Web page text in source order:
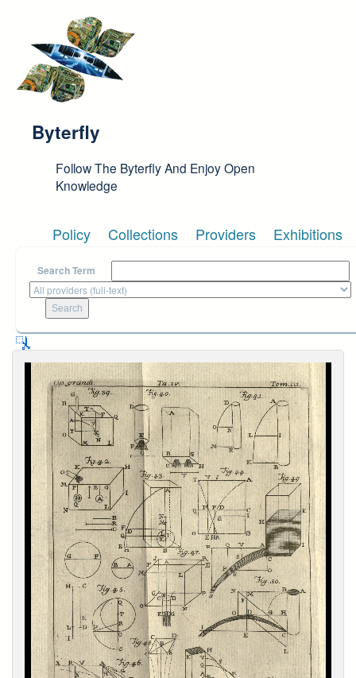
Byterfly
Follow The Byterfly And Enjoy Open
Knowledge
Policy Collections Providers Exhibitions
Search Term